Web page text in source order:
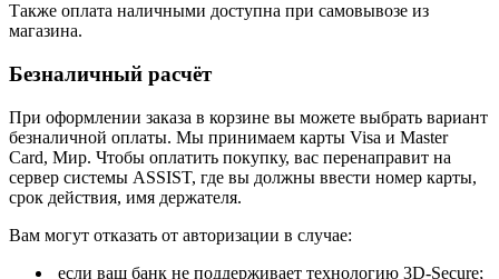
Также оплата наличными доступна при самовывозе из
магазина.
Безналичный расчёт
При оформлении заказа в корзине вы можете выбрать вариант
безналичной оплаты. Мы принимаем карты Visa и Master
Card, Мир. Чтобы оплатить покупку, вас перенаправит на
сервер системы ASSIST, где вы должны ввести номер карты,
срок действия, имя держателя.
Вам могут отказать от авторизации в случае:
если ваш банк не поддерживает технологию 3D-Secure;